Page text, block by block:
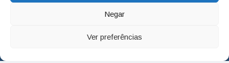
Negar
Ver preferências
adm@jtv.com.br
(19) 3929-6225